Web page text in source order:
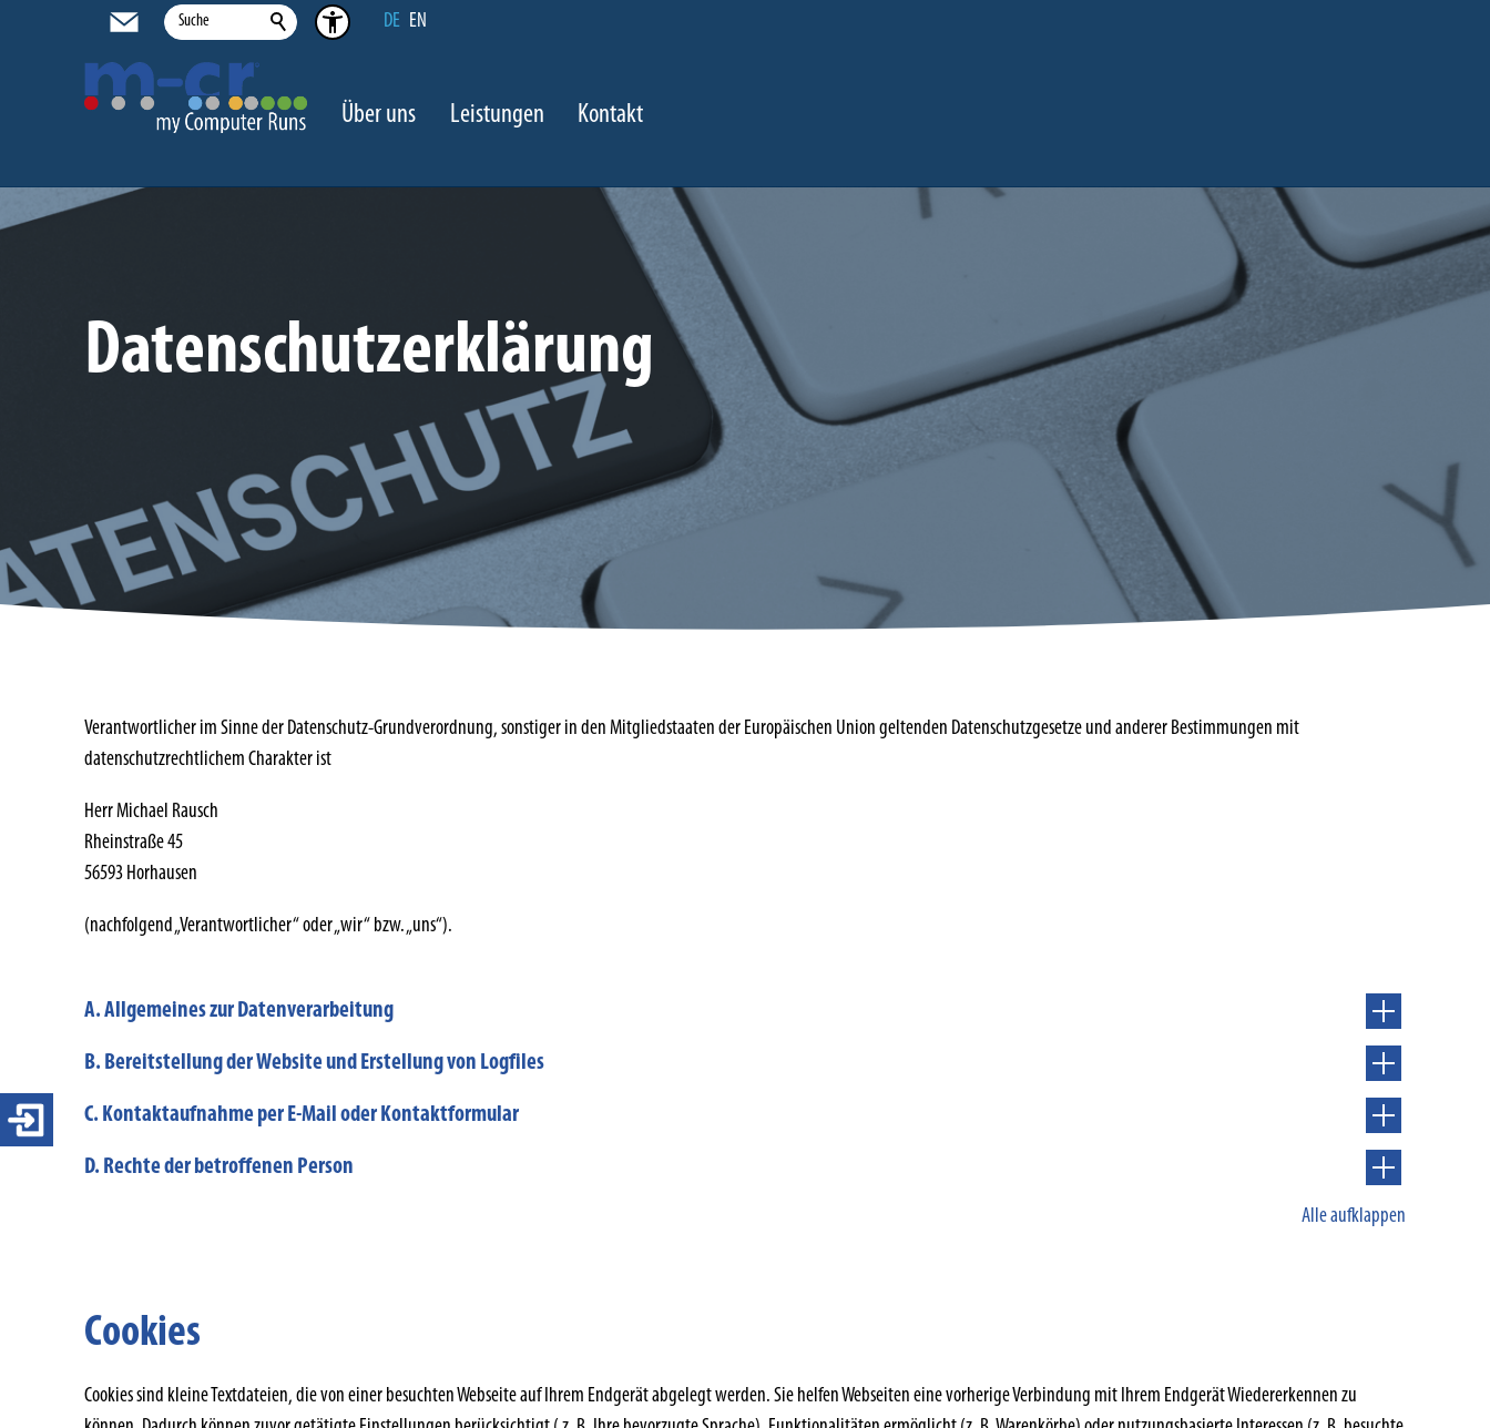
DE EN
Über uns Leistungen Kontakt
Datenschutzerklärung
Verantwortlicher im Sinne der Datenschutz-Grundverordnung, sonstiger in den Mitgliedstaaten der Europäischen Union geltenden Datenschutzgesetze und anderer Bestimmungen mit
datenschutzrechtlichem Charakter ist
Herr Michael Rausch
Rheinstraße 45
56593 Horhausen
(nachfolgend „Verantwortlicher“ oder „wir“ bzw. „uns“).
A. Allgemeines zur Datenverarbeitung
B. Bereitstellung der Website und Erstellung von Logfiles
C. Kontaktaufnahme per E-Mail oder Kontaktformular
D. Rechte der betroffenen Person
Alle aufklappen
Cookies
Cookies sind kleine Textdateien, die von einer besuchten Webseite auf Ihrem Endgerät abgelegt werden. Sie helfen Webseiten eine vorherige Verbindung mit Ihrem Endgerät Wiedererkennen zu
Login 4-ears